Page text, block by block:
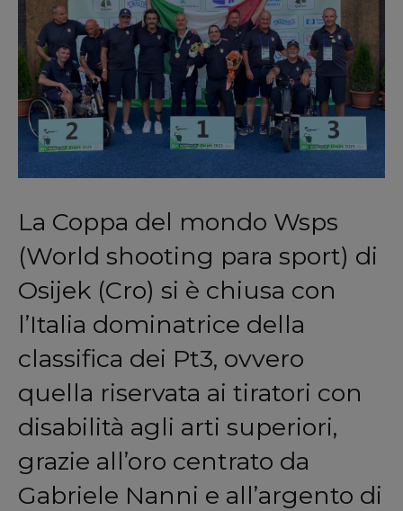
La Coppa del mondo Wsps
(World shooting para sport) di
Osijek (Cro) si è chiusa con
l’Italia dominatrice della
classifica dei Pt3, ovvero
quella riservata ai tiratori con
disabilità agli arti superiori,
grazie all’oro centrato da
Gabriele Nanni e all’argento di